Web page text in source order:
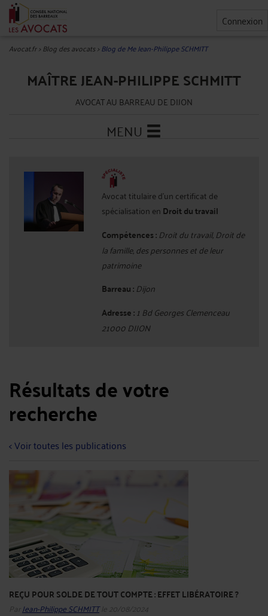
Connexion
Avocat.fr>Blog des avocats>Blog de Me Jean-Philippe SCHMITT
MAÎTRE JEAN-PHILIPPE SCHMITT
AVOCAT AU BARREAU DE DIJON
MENU
Avocat titulaire d'un certificat de
spécialisation en Droit du travail
Compétences : Droit du travail, Droit de
la famille, des personnes et de leur
patrimoine
Barreau : Dijon
Adresse :1 Bd Georges Clemenceau
21000 DIJON
Résultats de votre
recherche
< Voir toutes les publications
REÇU POUR SOLDE DE TOUT COMPTE : EFFET LIBÉRATOIRE ?
Par Jean-Philippe SCHMITTle 20/08/2024